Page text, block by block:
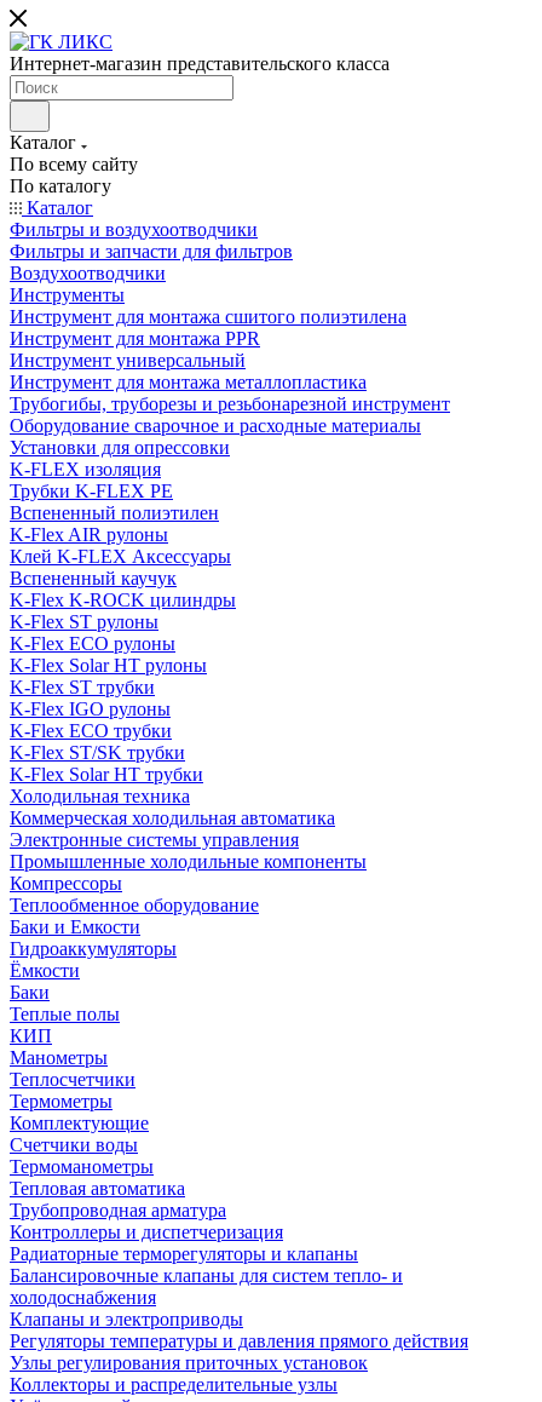
Интернет-магазин представительского класса
Каталог
По всему сайту
По каталогу
Каталог
Фильтры и воздухоотводчики
Фильтры и запчасти для фильтров
Воздухоотводчики
Инструменты
Инструмент для монтажа сшитого полиэтилена
Инструмент для монтажа PPR
Инструмент универсальный
Инструмент для монтажа металлопластика
Трубогибы, труборезы и резьбонарезной инструмент
Оборудование сварочное и расходные материалы
Установки для опрессовки
K-FLEX изоляция
Трубки K-FLEX PE
Вспененный полиэтилен
K-Flex AIR рулоны
Клей K-FLEX Аксессуары
Вспененный каучук
K-Flex K-ROCK цилиндры
K-Flex ST рулоны
K-Flex ECO рулоны
K-Flex Solar HT рулоны
K-Flex ST трубки
K-Flex IGO рулоны
K-Flex ECO трубки
K-Flex ST/SK трубки
K-Flex Solar HT трубки
Холодильная техника
Коммерческая холодильная автоматика
Электронные системы управления
Промышленные холодильные компоненты
Компрессоры
Теплообменное оборудование
Баки и Емкости
Гидроаккумуляторы
Ёмкости
Баки
Теплые полы
КИП
Манометры
Теплосчетчики
Термометры
Комплектующие
Счетчики воды
Термоманометры
Тепловая автоматика
Трубопроводная арматура
Контроллеры и диспетчеризация
Радиаторные терморегуляторы и клапаны
Балансировочные клапаны для систем тепло- и
холодоснабжения
Клапаны и электроприводы
Регуляторы температуры и давления прямого действия
Узлы регулирования приточных установок
Коллекторы и распределительные узлы